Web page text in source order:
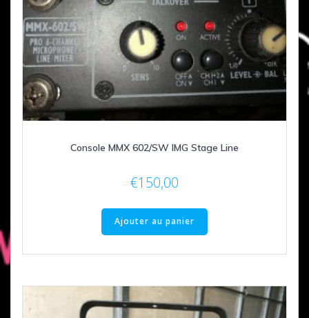
Console MMX 602/SW IMG Stage Line
€150,00
Ajouter au panier